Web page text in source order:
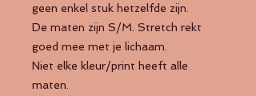
geen enkel stuk hetzelfde zijn.
De maten zijn S/M. Stretch rekt
goed mee met je lichaam.
Niet elke kleur/print heeft alle
maten.